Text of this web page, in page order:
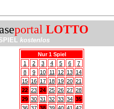
portal LOTTO
kostenlos
Nur 1 Spiel
1
2 3 4 5 6
7
8
9 10 11 12 13 14
15 16 17 18 19 20 21
22 23 24 25 26 27 28
29 30 31 32 33 34 35